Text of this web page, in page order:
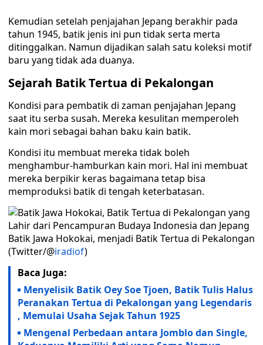
Kemudian setelah penjajahan Jepang berakhir pada
tahun 1945, batik jenis ini pun tidak serta merta
ditinggalkan. Namun dijadikan salah satu koleksi motif
baru yang tidak ada duanya.
Sejarah Batik Tertua di Pekalongan
Kondisi para pembatik di zaman penjajahan Jepang
saat itu serba susah. Mereka kesulitan memperoleh
kain mori sebagai bahan baku kain batik.
Kondisi itu membuat mereka tidak boleh
menghambur-hamburkan kain mori. Hal ini membuat
mereka berpikir keras bagaimana tetap bisa
memproduksi batik di tengah keterbatasan.
Batik Jawa Hokokai, menjadi Batik Tertua di Pekalongan
(Twitter/@iradiof)
Baca Juga:
Menyelisik Batik Oey Soe Tjoen, Batik Tulis Halus
Peranakan Tertua di Pekalongan yang Legendaris
, Memulai Usaha Sejak Tahun 1925
Mengenal Perbedaan antara Jomblo dan Single,